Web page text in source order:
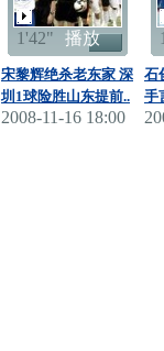
1'42" 播放
宋黎辉绝杀老东家 深
圳1球险胜山东提前..
2008-11-16 18:00
石
手